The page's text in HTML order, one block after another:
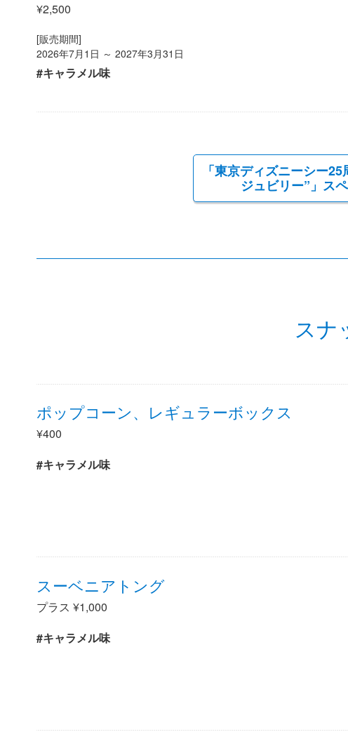
¥2,500
[販売期間]
2026年7月1日 ～ 2027年3月31日
#キャラメル味
「東京ディズニーシー
ジュビリー”」ス
スナ
ポップコーン、レギュラーボックス
¥400
#キャラメル味
スーベニアトング
プラス ¥1,000
#キャラメル味